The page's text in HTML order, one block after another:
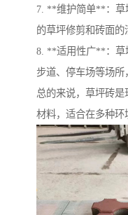
7. **维护简单**：草
的草坪修剪和砖面的
8. **适用性广**：草
步道、停车场等场所
总的来说，草坪砖
材料，适合在多种环